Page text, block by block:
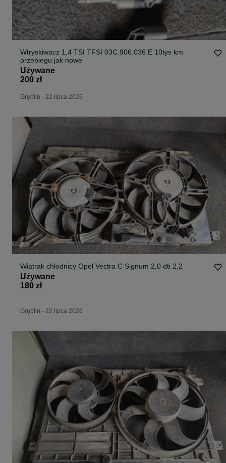
Wtryskiwacz 1,4 TSI TFSI 03C.906.036 E 10tys km
przebiegu jak nowe
Używane
200 zł
Gręblin - 22 lipca 2026
Wiatrak chłodnicy Opel Vectra C Signum 2,0 dti 2,2
Używane
180 zł
Gręblin - 22 lipca 2026